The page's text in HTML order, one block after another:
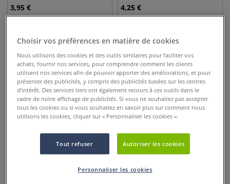
3,95 € 4,25 €
Feutre Pilot V-Ball
Schoolpack feutres Giotto
Choisir vos préférences en matière de cookies
Nous utilisons des cookies et des outils similaires pour faciliter vos
achats, fournir nos services, pour comprendre comment les clients
utilisent nos services afin de pouvoir apporter des améliorations, et pour
présenter des publicités, y compris des publicités basées sur les centres
d’intérêt. Des services tiers ont également recours à ces outils dans le
cadre de notre affichage de publicités. Si vous ne souhaitez pas accepter
tous les cookies ou si vous souhaitez en savoir plus sur comment nous
utilisons les cookies, cliquer sur « Personnaliser les cookies ».
Tout refuser Autoriser les cookies
Personnaliser les cookies